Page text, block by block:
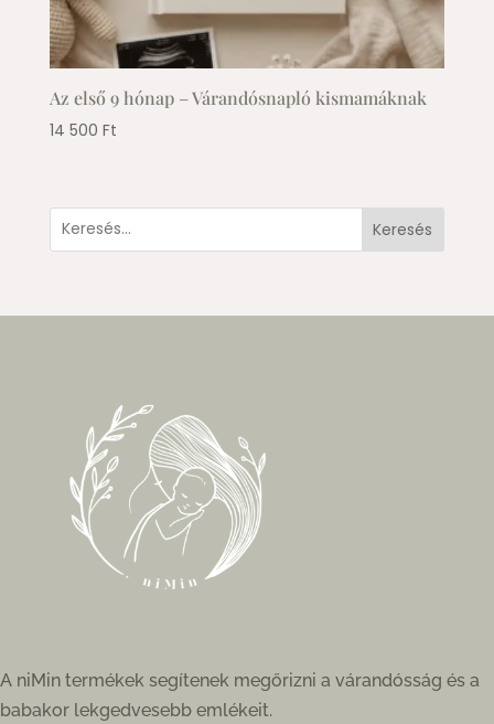
Az első 9 hónap – Várandósnapló kismamáknak
14 500 Ft
Keresés
A niMin termékek segítenek megőrizni a várandósság és a
babakor lekgedvesebb emlékeit.